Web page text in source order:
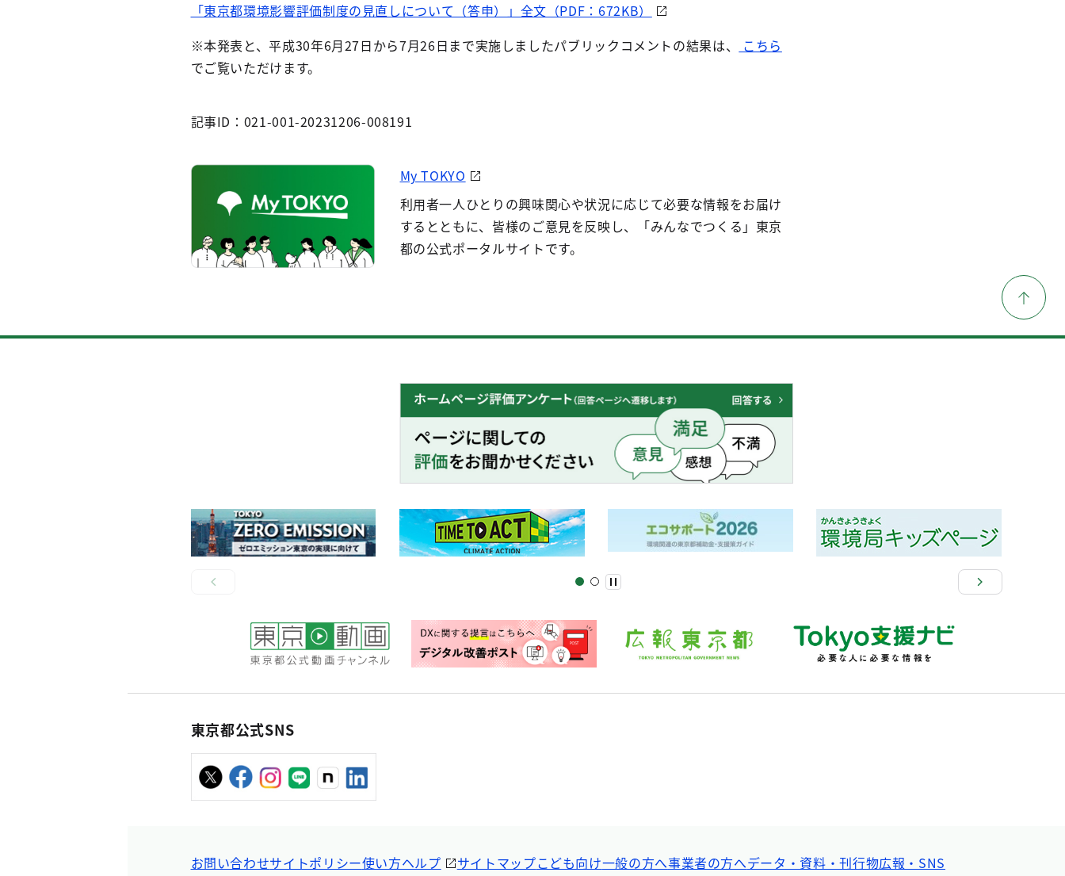
「東京都環境影響評価制度の見直しについて（答申）」全文（PDF：672KB）
※本発表と、平成30年6月27日から7月26日まで実施しましたパブリックコメントの結果は、
こちら
でご覧いただけます。
記事ID：021-001-20231206-008191
My TOKYO
利用者一人ひとりの興味関心や状況に応じて必要な情報をお届け
するとともに、皆様のご意見を反映し、「みんなでつくる」東京
都の公式ポータルサイトです。
東京都公式SNS
お問い合わせサイトポリシー使い方ヘルプ サイトマップこども向け一般の方へ事業者の方へデータ・資料・刊行物広報・SNS